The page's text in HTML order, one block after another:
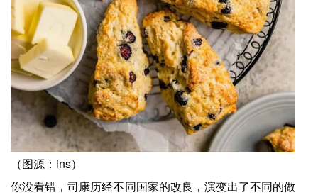
（图源：ins）
你没看错，司康历经不同国家的改良，演变出了不同的做